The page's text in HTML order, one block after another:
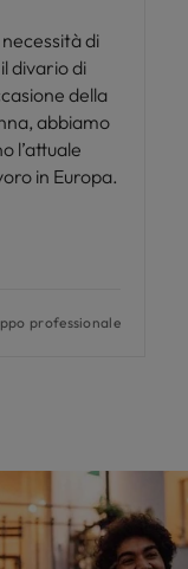
di
divario di
della
abbiamo
l’attuale
in Europa.
professionale